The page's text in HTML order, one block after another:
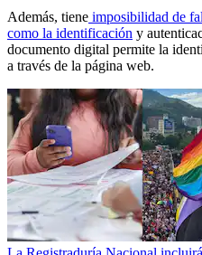
Además, tiene imposibilidad de
como la identificación y
documento digital permite la
a través de la página web.